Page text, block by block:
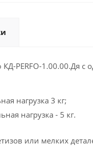
PERFO-1.00.00.Дя
нагрузка 3 кг;
нагрузка - 5 кг.
или мелких